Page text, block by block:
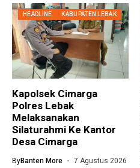
HEADLINE KABUPATEN LEBAK
Kapolsek Cimarga
Polres Lebak
Melaksanakan
Silaturahmi Ke Kantor
Desa Cimarga
ByBanten More 7 Agustus 2026